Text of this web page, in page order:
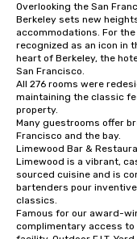
from ingredient
instruction, making
planning seamless.
Overlooking the San
Berkeley sets new
accommodations. For the
recognized as an icon in
heart of Berkeley, the
San Francisco.
All 276 rooms were
maintaining the classic
property.
Many guestrooms offer
Francisco and the bay.
Limewood Bar &
Limewood is a vibrant,
sourced cuisine and is
bartenders pour
classics.
Famous for our award-
complimentary access